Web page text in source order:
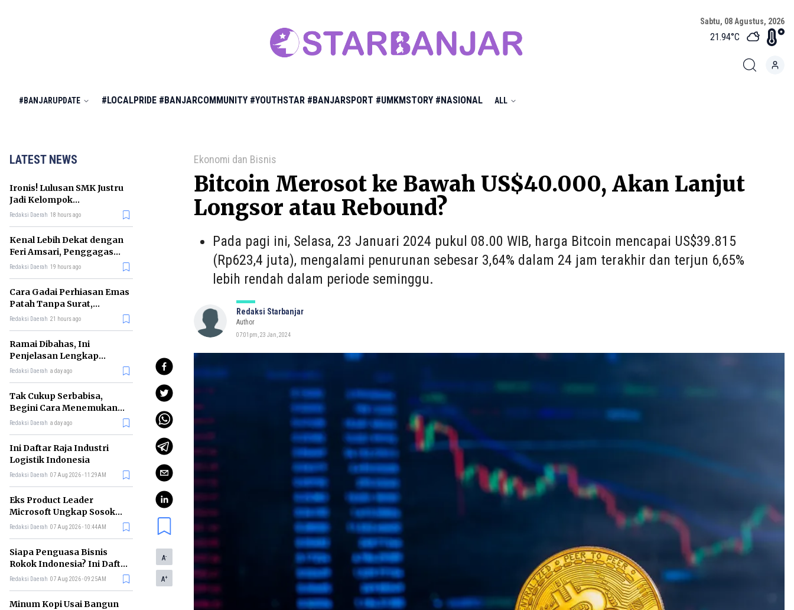
Sabtu, 08 Agustus, 2026
21.94°C
#BANJARUPDATE #LOCALPRIDE #BANJARCOMMUNITY #YOUTHSTAR #BANJARSPORT #UMKMSTORY #NASIONAL ALL
LATEST NEWS
Ironis! Lulusan SMK Justru
Jadi Kelompok
Pengangguran Terbanyak
Redaksi Daerah 18 hours ago
Kenal Lebih Dekat dengan
Feri Amsari, Penggagas
Kabinet Bayangan
Redaksi Daerah 19 hours ago
Cara Gadai Perhiasan Emas
Patah Tanpa Surat,
Ternyata Tetap Bisa!
Redaksi Daerah 21 hours ago
Ramai Dibahas, Ini
Penjelasan Lengkap
tentang Konsep Kabinet
Redaksi Daerah a day ago
Tak Cukup Serbabisa,
Begini Cara Menemukan
'Spike' agar CV Dilirik HR
Redaksi Daerah a day ago
Ini Daftar Raja Industri
Logistik Indonesia
Redaksi Daerah 07 Aug 2026 - 11:29AM
Eks Product Leader
Microsoft Ungkap Sosok
yang Paling Cocok
Redaksi Daerah 07 Aug 2026 - 10:44AM
Siapa Penguasa Bisnis
Rokok Indonesia? Ini Daftar
Perusahaan Terbesarnya
Redaksi Daerah 07 Aug 2026 - 09:25AM
Minum Kopi Usai Bangun
Ekonomi dan Bisnis
Bitcoin Merosot ke Bawah US$40.000, Akan Lanjut
Longsor atau Rebound?
Pada pagi ini, Selasa, 23 Januari 2024 pukul 08.00 WIB, harga Bitcoin mencapai US$39.815
(Rp623,4 juta), mengalami penurunan sebesar 3,64% dalam 24 jam terakhir dan terjun 6,65%
lebih rendah dalam periode seminggu.
Redaksi Starbanjar
Author
07:01pm, 23 Jan, 2024
A-
A+